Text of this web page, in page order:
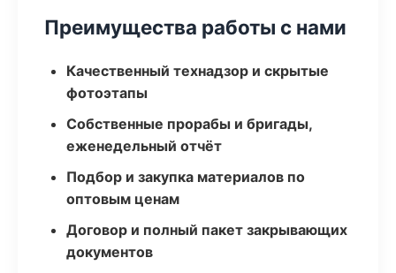
Преимущества работы с нами
Качественный технадзор и скрытые
фотоэтапы
Собственные прорабы и бригады,
еженедельный отчёт
Подбор и закупка материалов по
оптовым ценам
Договор и полный пакет закрывающих
документов